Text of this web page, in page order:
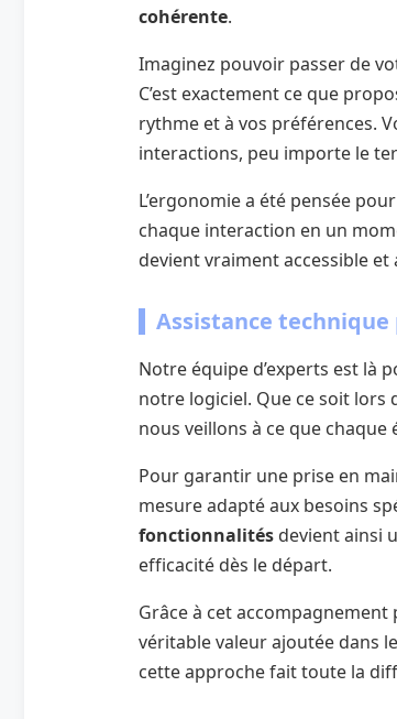
cohérente.
Imaginez pouvoir passer de
C’est exactement ce que
rythme et à vos préférences.
interactions, peu importe le
L’ergonomie a été pensée
chaque interaction en un
devient vraiment accessible
Assistance
Notre équipe d’experts est là
notre logiciel. Que ce soit
nous veillons à ce que
Pour garantir une prise en
mesure adapté aux besoins
fonctionnalités devient ainsi
efficacité dès le départ.
Grâce à cet
véritable valeur ajoutée dans
cette approche fait toute la